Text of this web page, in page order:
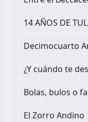
14 AÑOS DE
Decimocuarto
¿Y cuándo te
Bolas, bulos o
El Zorro Andino